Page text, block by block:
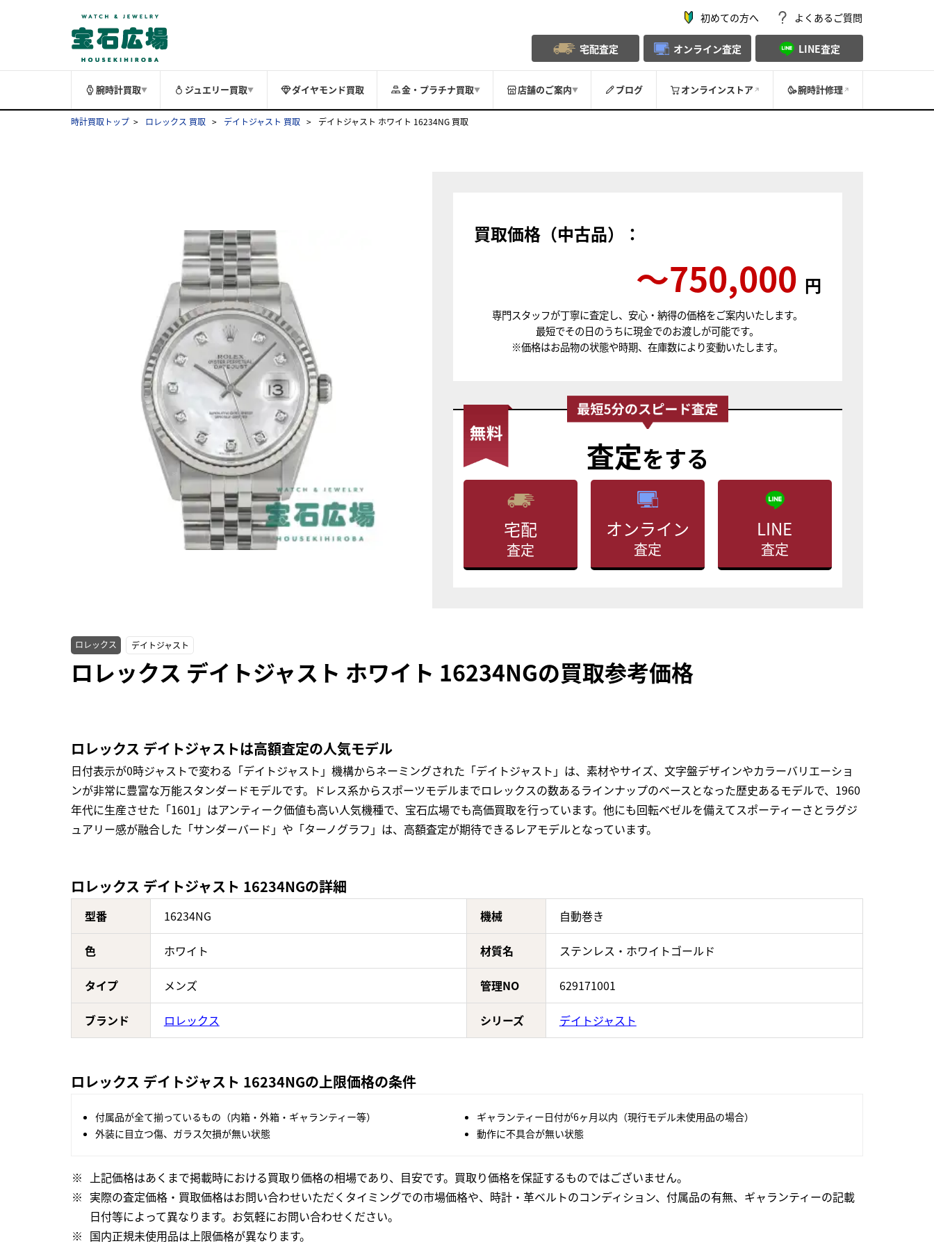
初めての方へ よくあるご質問
宅配査定 オンライン査定 LINE査定
腕時計買取▼ ジュエリー買取▼ ダイヤモンド買取 金・プラチナ買取▼ 店舗のご案内▼ ブログ オンラインストア 腕時計修理
時計買取トップ ロレックス 買取 デイトジャスト 買取 デイトジャスト ホワイト 16234NG 買取
買取価格（中古品）：
〜750,000 円
専門スタッフが丁寧に査定し、安心・納得の価格をご案内いたします。
最短でその日のうちに現金でのお渡しが可能です。
※価格はお品物の状態や時期、在庫数により変動いたします。
査定をする
宅配
査定
オンライン
査定
LINE
査定
ロレックス デイトジャスト
ロレックス デイトジャスト ホワイト 16234NGの買取参考価格
ロレックス デイトジャストは高額査定の人気モデル
日付表示が0時ジャストで変わる「デイトジャスト」機構からネーミングされた「デイトジャスト」は、素材やサイズ、文字盤デザインやカラーバリエーショ
ンが非常に豊富な万能スタンダードモデルです。ドレス系からスポーツモデルまでロレックスの数あるラインナップのベースとなった歴史あるモデルで、1960
年代に生産させた「1601」はアンティーク価値も高い人気機種で、宝石広場でも高価買取を行っています。他にも回転ベゼルを備えてスポーティーさとラグジ
ュアリー感が融合した「サンダーバード」や「ターノグラフ」は、高額査定が期待できるレアモデルとなっています。
ロレックス デイトジャスト 16234NGの詳細
型番 16234NG 機械 自動巻き
色 ホワイト 材質名 ステンレス・ホワイトゴールド
タイプ メンズ 管理NO 629171001
ブランド ロレックス シリーズ デイトジャスト
ロレックス デイトジャスト 16234NGの上限価格の条件
付属品が全て揃っているもの（内箱・外箱・ギャランティー等）
ギャランティー日付が6ヶ月以内（現行モデル未使用品の場合）
外装に目立つ傷、ガラス欠損が無い状態
動作に不具合が無い状態
上記価格はあくまで掲載時における買取り価格の相場であり、目安です。買取り価格を保証するものではございません。
実際の査定価格・買取価格はお問い合わせいただくタイミングでの市場価格や、時計・革ベルトのコンディション、付属品の有無、ギャランティーの記載
日付等によって異なります。お気軽にお問い合わせください。
国内正規未使用品は上限価格が異なります。